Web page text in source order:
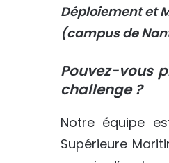
Déploiement et
(campus de
Pouvez-vous
challenge ?
Notre équipe
Supérieure